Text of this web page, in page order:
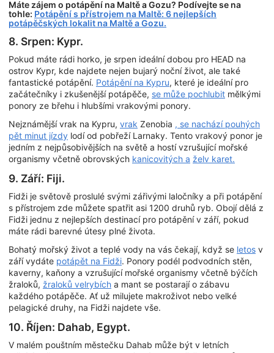
Máte zájem o potápění na Maltě a Gozu? Podívejte se na
tohle: Potápění s přístrojem na Maltě: 6 nejlepších
potápěčských lokalit na Maltě a Gozu.
8. Srpen: Kypr.
Pokud máte rádi horko, je srpen ideální dobou pro HEAD na
ostrov Kypr, kde najdete nejen bujarý noční život, ale také
fantastické potápění. Potápění na Kypru, které je ideální pro
začátečníky i zkušenější potápěče, se může pochlubit mělkými
ponory ze břehu i hlubšími vrakovými ponory.
Nejznámější vrak na Kypru, vrak Zenobia , se nachází pouhých
pět minut jízdy lodí od pobřeží Larnaky. Tento vrakový ponor je
jedním z nejpůsobivějších na světě a hostí vzrušující mořské
organismy včetně obrovských kanicovitých a želv karet.
9. Září: Fiji.
Fidži je světově proslulé svými zářivými laločníky a při potápění
s přístrojem zde můžete spatřit asi 1200 druhů ryb. Obojí dělá z
Fidži jednu z nejlepších destinací pro potápění v září, pokud
máte rádi barevné útesy plné života.
Bohatý mořský život a teplé vody na vás čekají, když se letos v
září vydáte potápět na Fidži. Ponory podél podvodních stěn,
kaverny, kaňony a vzrušující mořské organismy včetně býčích
žraloků, žraloků velrybích a mant se postarají o zábavu
každého potápěče. Ať už milujete makroživot nebo velké
pelagické druhy, na Fidži najdete vše.
10. Říjen: Dahab, Egypt.
V malém pouštním městečku Dahab může být v letních